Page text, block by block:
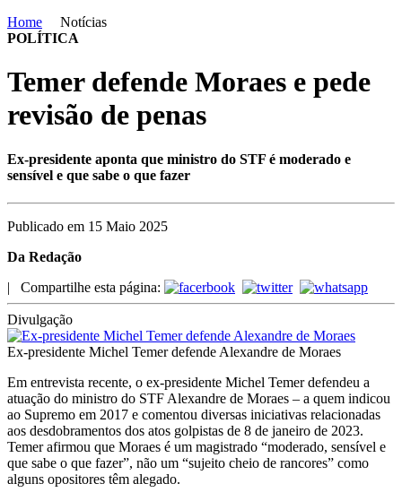
Home
Notícias
POLÍTICA
Temer defende Moraes e pede
revisão de penas
Ex-presidente aponta que ministro do STF é moderado e
sensível e que sabe o que fazer
Publicado em 15 Maio 2025
Da Redação
| Compartilhe esta página:
Divulgação
Ex-presidente Michel Temer defende Alexandre de Moraes
Em entrevista recente, o ex-presidente Michel Temer defendeu a
atuação do ministro do STF Alexandre de Moraes – a quem indicou
ao Supremo em 2017 e comentou diversas iniciativas relacionadas
aos desdobramentos dos atos golpistas de 8 de janeiro de 2023.
Temer afirmou que Moraes é um magistrado “moderado, sensível e
que sabe o que fazer”, não um “sujeito cheio de rancores” como
alguns opositores têm alegado.